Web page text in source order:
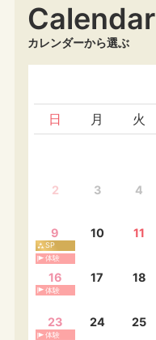
Calendar
カレンダーから選ぶ
日 月 火
2 3 4
9
SP
体験
10 11
16
体験
17 18
23
体験
24 25